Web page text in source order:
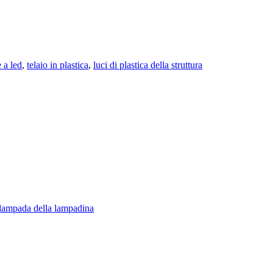
a led, telaio in plastica, luci di plastica della struttura
della lampadina